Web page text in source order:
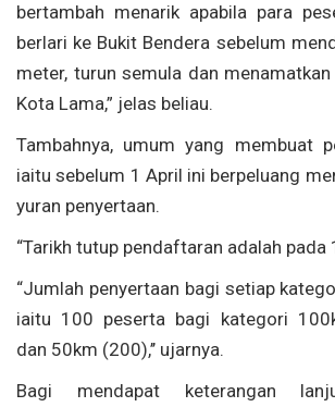
bertambah menarik apabila para
berlari ke Bukit Bendera sebelum
meter, turun semula dan
Kota Lama,” jelas beliau.
Tambahnya, umum yang membuat
iaitu sebelum 1 April ini berpeluang
yuran penyertaan.
“Tarikh tutup pendaftaran adalah pada
“Jumlah penyertaan bagi setiap
iaitu 100 peserta bagi kategori
dan 50km (200),’’ ujarnya.
Bagi mendapat keterangan